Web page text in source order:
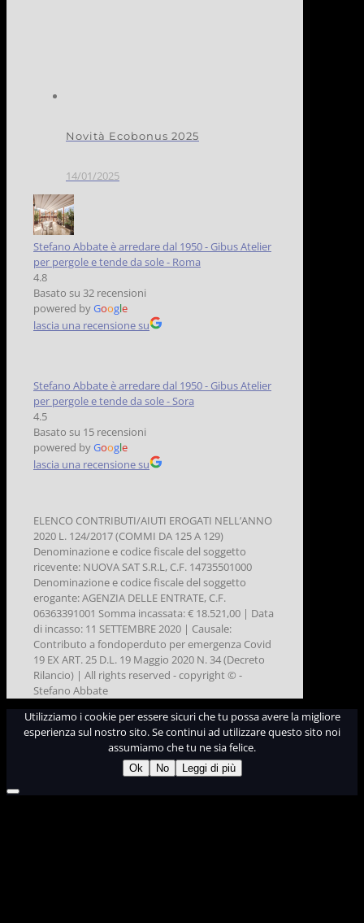
Novità Ecobonus 2025
14/01/2025
Stefano Abbate è arredare dal 1950 - Gibus Atelier
per pergole e tende da sole - Roma
4.8
Basato su 32 recensioni
powered byGoogle
lascia una recensione su
Stefano Abbate è arredare dal 1950 - Gibus Atelier
per pergole e tende da sole - Sora
4.5
Basato su 15 recensioni
powered byGoogle
lascia una recensione su
ELENCO CONTRIBUTI/AIUTI EROGATI NELL’ANNO
2020 L. 124/2017 (COMMI DA 125 A 129)
Denominazione e codice fiscale del soggetto
ricevente: NUOVA SAT S.R.L, C.F. 14735501000
Denominazione e codice fiscale del soggetto
erogante: AGENZIA DELLE ENTRATE, C.F.
06363391001 Somma incassata: € 18.521,00 | Data
di incasso: 11 SETTEMBRE 2020 | Causale:
Contributo a fondoperduto per emergenza Covid
19 EX ART. 25 D.L. 19 Maggio 2020 N. 34 (Decreto
Rilancio) | All rights reserved - copyright © -
Stefano Abbate
Utilizziamo i cookie per essere sicuri che tu possa avere la migliore
esperienza sul nostro sito. Se continui ad utilizzare questo sito noi
assumiamo che tu ne sia felice.
Ok No Leggi di più